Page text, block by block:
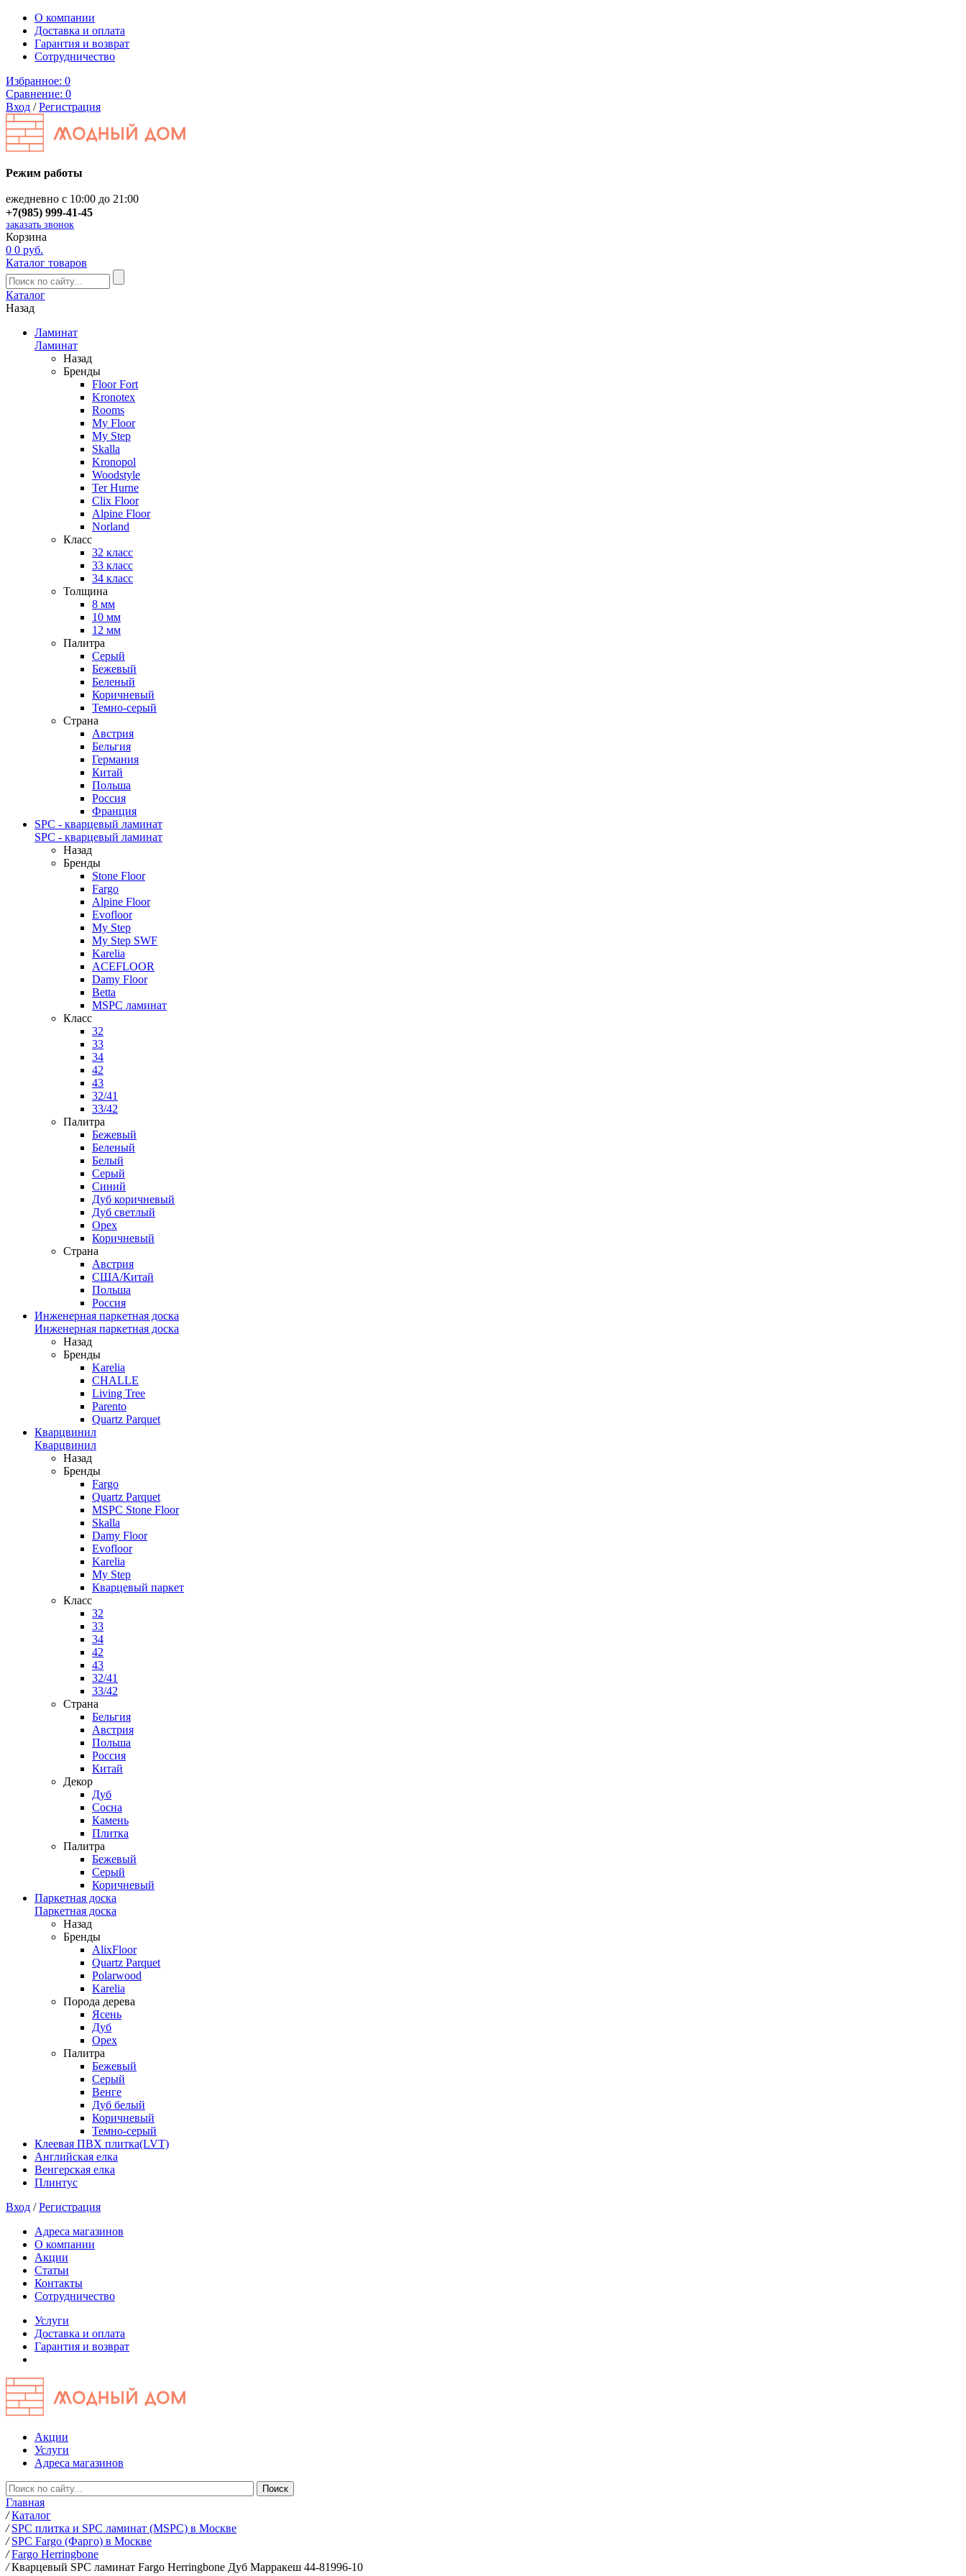
О компании
Доставка и оплата
Гарантия и возврат
Сотрудничество
Избранное: 0
Сравнение: 0
Вход /Регистрация
Режим работы
ежедневно с 10:00 до 21:00
+7(985) 999-41-45
заказать звонок
Корзина
0 0 руб.
Каталог товаров
Каталог
Назад
Ламинат
Ламинат
Назад
Бренды
Floor Fort
Kronotex
Rooms
My Floor
My Step
Skalla
Kronopol
Woodstyle
Ter Hurne
Clix Floor
Alpine Floor
Norland
Класс
32 класс
33 класс
34 класс
Толщина
8 мм
10 мм
12 мм
Палитра
Серый
Бежевый
Беленый
Коричневый
Темно-серый
Страна
Австрия
Бельгия
Германия
Китай
Польша
Россия
Франция
SPC - кварцевый ламинат
SPC - кварцевый ламинат
Назад
Бренды
Stone Floor
Fargo
Alpine Floor
Evofloor
My Step
My Step SWF
Karelia
ACEFLOOR
Damy Floor
Betta
MSPC ламинат
Класс
32
33
34
42
43
32/41
33/42
Палитра
Бежевый
Беленый
Белый
Серый
Синий
Дуб коричневый
Дуб светлый
Орех
Коричневый
Страна
Австрия
США/Китай
Польша
Россия
Инженерная паркетная доска
Инженерная паркетная доска
Назад
Бренды
Karelia
CHALLE
Living Tree
Parento
Quartz Parquet
Кварцвинил
Кварцвинил
Назад
Бренды
Fargo
Quartz Parquet
MSPC Stone Floor
Skalla
Damy Floor
Evofloor
Karelia
My Step
Кварцевый паркет
Класс
32
33
34
42
43
32/41
33/42
Страна
Бельгия
Австрия
Польша
Россия
Китай
Декор
Дуб
Сосна
Камень
Плитка
Палитра
Бежевый
Серый
Коричневый
Паркетная доска
Паркетная доска
Назад
Бренды
AlixFloor
Quartz Parquet
Polarwood
Karelia
Порода дерева
Ясень
Дуб
Орех
Палитра
Бежевый
Серый
Венге
Дуб белый
Коричневый
Темно-серый
Клеевая ПВХ плитка(LVT)
Английская елка
Венгерская елка
Плинтус
Вход /Регистрация
Адреса магазинов
О компании
Акции
Статьи
Контакты
Сотрудничество
Услуги
Доставка и оплата
Гарантия и возврат
Акции
Услуги
Адреса магазинов
Главная
/ Каталог
/ SPC плитка и SPC ламинат (MSPC) в Москве
/ SPC Fargo (Фарго) в Москве
/ Fargo Herringbone
/ Кварцевый SPC ламинат Fargo Herringbone Дуб Марракеш 44-81996-10